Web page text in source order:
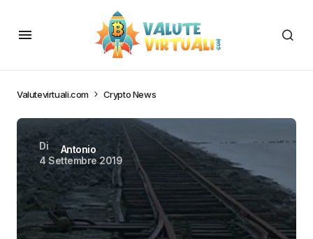
Valutevirtuali.com Crypto News
Di
Antonio
4 Settembre 2019